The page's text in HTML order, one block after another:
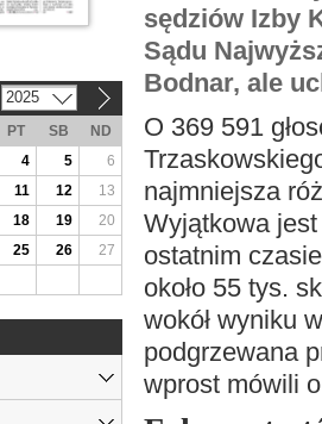
sędziów Izby
Sądu
Bodnar, ale
O 369 591
najmniejsza
Wyjątkowa
ostatnim
około 55 tys.
wokół wyniku
podgrzewana
wprost mówili
2025
PT SB
ND
4 5
6
11 12
13
18 19
20
25 26
27